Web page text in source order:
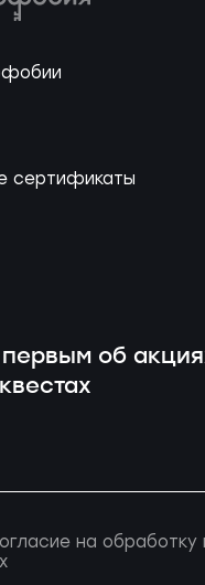
сертификаты
об
на обработку